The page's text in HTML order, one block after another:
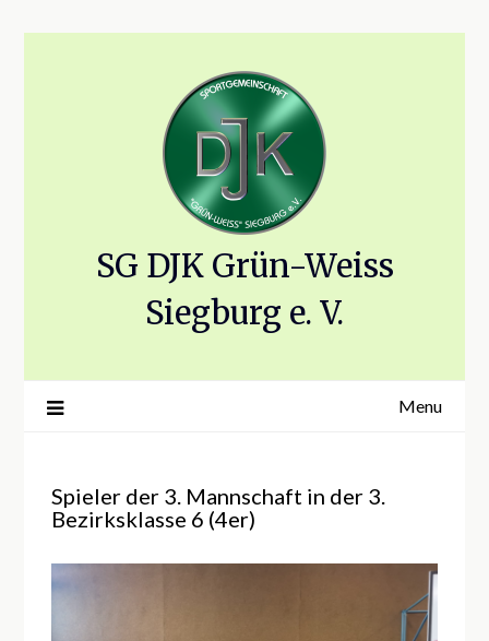
SG DJK Grün-Weiss
Siegburg e. V.
Menu
Spieler der 3. Mannschaft in der 3.
Bezirksklasse 6 (4er)